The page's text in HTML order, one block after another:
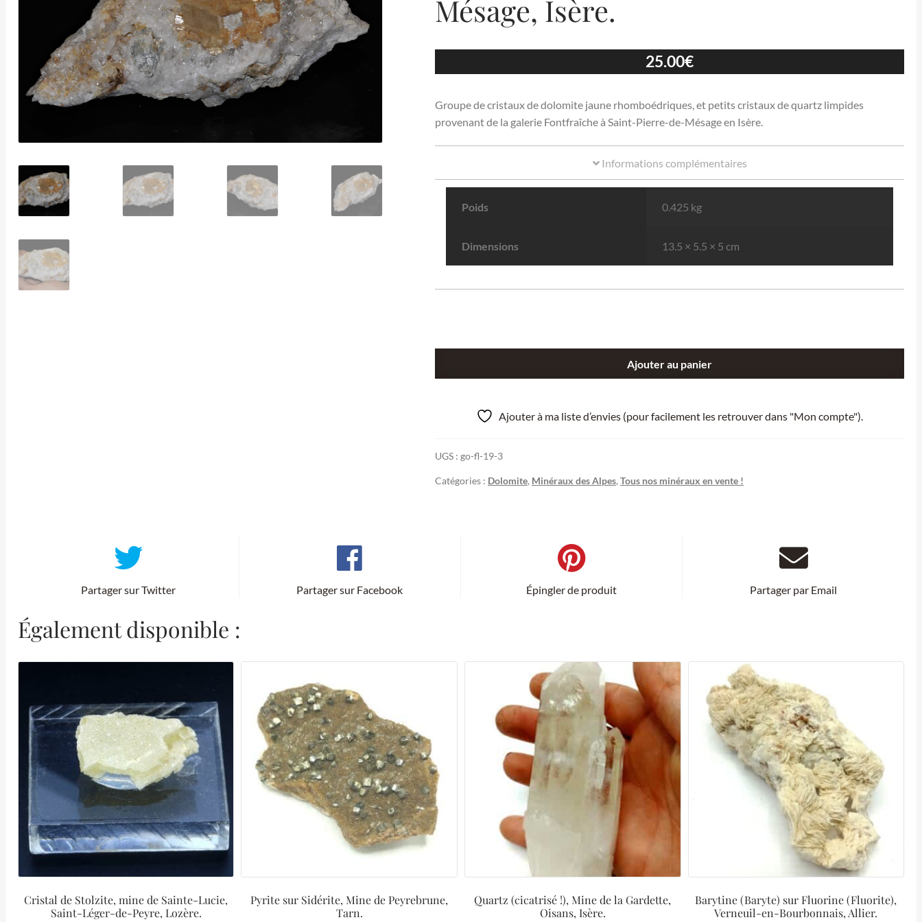
Mésage, Isère.
25.00€
Groupe de cristaux de dolomite jaune rhomboédriques, et petits cristaux de quartz limpides
provenant de la galerie Fontfraîche à Saint-Pierre-de-Mésage en Isère.
Informations complémentaires
Poids 0.425 kg
Dimensions 13.5 × 5.5 × 5 cm
Fontfraîche,
Saint-
Ajouter au panier
Ajouter à ma liste d’envies (pour facilement les retrouver dans "Mon compte").
UGS : go-fl-19-3
Catégories : Dolomite, Minéraux des Alpes, Tous nos minéraux en vente !
Partager sur Twitter Partager sur Facebook Épingler de produit Partager par Email
Également disponible :
Cristal de Stolzite, mine de Sainte-Lucie,
Saint-Léger-de-Peyre, Lozère.
Pyrite sur Sidérite, Mine de Peyrebrune,
Tarn.
Quartz (cicatrisé !), Mine de la Gardette,
Oisans, Isère.
Barytine (Baryte) sur Fluorine (Fluorite),
Verneuil-en-Bourbonnais, Allier.